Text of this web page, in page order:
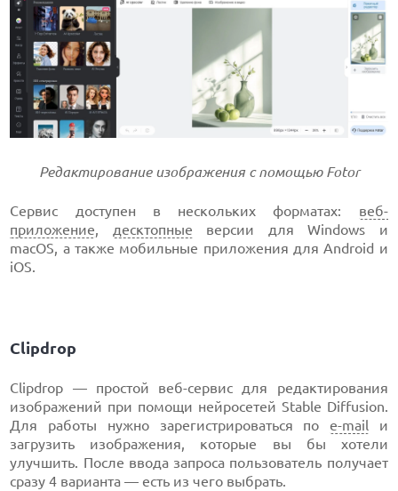
Редактирование изображения с помощью Fotor
Сервис доступен в нескольких форматах: веб-
приложение, десктопные версии для Windows и
macOS, а также мобильные приложения для Android и
iOS.
Clipdrop
Clipdrop — простой веб-сервис для редактирования
изображений при помощи нейросетей Stable Diffusion.
Для работы нужно зарегистрироваться по e-mail и
загрузить изображения, которые вы бы хотели
улучшить. После ввода запроса пользователь получает
сразу 4 варианта — есть из чего выбрать.